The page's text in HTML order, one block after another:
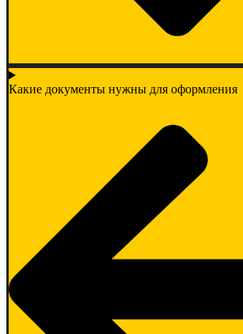
Какие документы нужны для оформления